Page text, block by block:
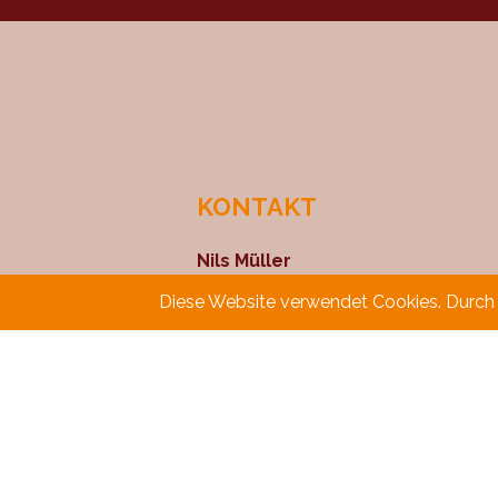
KONTAKT
Nils Müller
Obere Str. 31
Diese Website verwendet Cookies.